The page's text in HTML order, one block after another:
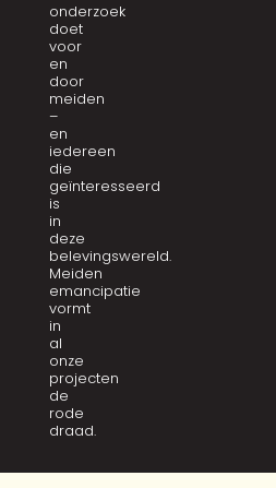
onderzoek
doet
voor
en
door
meiden
–
en
iedereen
die
geïnteresseerd
is
in
deze
belevingswereld.
Meiden
emancipatie
vormt
in
al
onze
projecten
de
rode
draad.